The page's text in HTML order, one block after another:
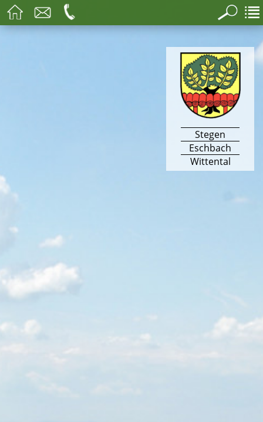
Stegen
Eschbach
Wittental